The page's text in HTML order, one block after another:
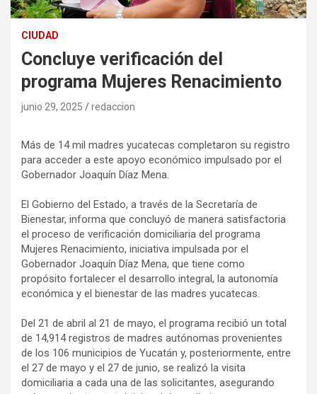
CIUDAD
Concluye verificación del
programa Mujeres Renacimiento
junio 29, 2025 redaccion
Más de 14 mil madres yucatecas completaron su registro
para acceder a este apoyo económico impulsado por el
Gobernador Joaquín Díaz Mena.
El Gobierno del Estado, a través de la Secretaría de
Bienestar, informa que concluyó de manera satisfactoria
el proceso de verificación domiciliaria del programa
Mujeres Renacimiento, iniciativa impulsada por el
Gobernador Joaquín Díaz Mena, que tiene como
propósito fortalecer el desarrollo integral, la autonomía
económica y el bienestar de las madres yucatecas.
Del 21 de abril al 21 de mayo, el programa recibió un total
de 14,914 registros de madres autónomas provenientes
de los 106 municipios de Yucatán y, posteriormente, entre
el 27 de mayo y el 27 de junio, se realizó la visita
domiciliaria a cada una de las solicitantes, asegurando